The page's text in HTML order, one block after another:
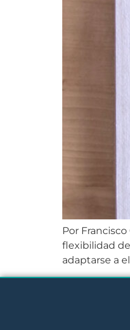
Por
flexibilidad
adaptarse a